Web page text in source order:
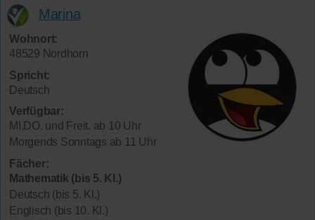
Marina
Wohnort:
48529 Nordhorn
Spricht:
Deutsch
Verfügbar:
MI,DO. und Freit. ab 10 Uhr
Morgends Sonntags ab 11 Uhr
Fächer:
Mathematik (bis 5. Kl.)
Deutsch (bis 5. Kl.)
Englisch (bis 10. Kl.)